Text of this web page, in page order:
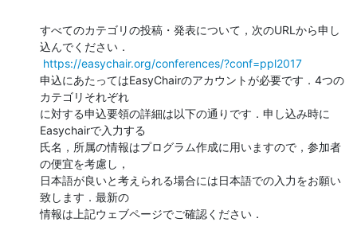
すべてのカテゴリの投稿・発表について，次のURLから申し
込んでください．
https://easychair.org/conferences/?conf=ppl2017
申込にあたってはEasyChairのアカウントが必要です．4つの
カテゴリそれぞれ
に対する申込要領の詳細は以下の通りです．申し込み時に
Easychairで入力する
氏名，所属の情報はプログラム作成に用いますので，参加者
の便宜を考慮し，
日本語が良いと考えられる場合には日本語での入力をお願い
致します．最新の
情報は上記ウェブページでご確認ください．